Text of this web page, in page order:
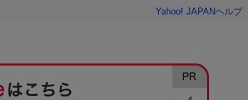
Yahoo! JAPANヘルプ